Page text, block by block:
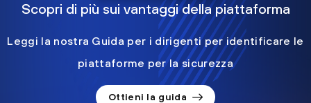
Scopri di più sui vantaggi della piattaforma
Leggi la nostra Guida per i dirigenti per identificare le
piattaforme per la sicurezza
Ottieni la guida